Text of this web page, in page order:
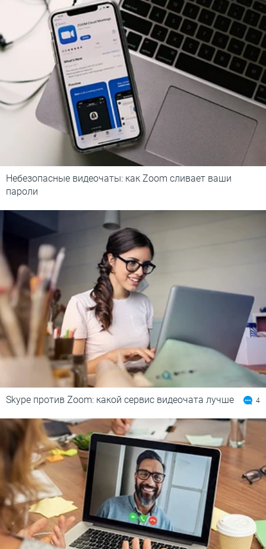
Небезопасные видеочаты: как Zoom сливает ваши
пароли
Skype против Zoom: какой сервис видеочата лучше 4